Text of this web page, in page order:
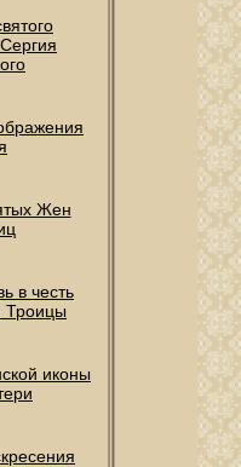
Жен
в честь
Троицы
иконы